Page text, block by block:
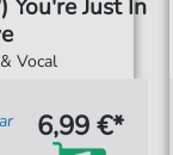
You're Just In
Vocal
6,99 €*